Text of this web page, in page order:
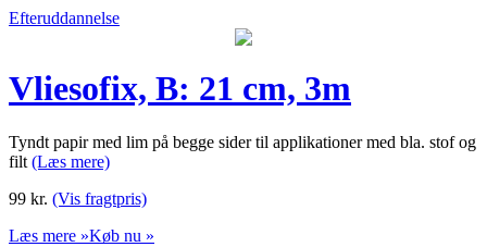
Efteruddannelse
Vliesofix, B: 21 cm, 3m
Tyndt papir med lim på begge sider til applikationer med bla. stof og
filt (Læs mere)
99 kr. (Vis fragtpris)
Læs mere »Køb nu »